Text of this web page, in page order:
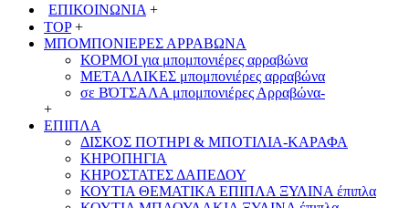
ΕΠΙΚΟΙΝΩΝΙΑ +
TOP +
ΜΠΟΜΠΟΝΙΕΡΕΣ ΑΡΡΑΒΩΝΑ
ΚΟΡΜΟΙ για μπομπονιέρες αρραβώνα
ΜΕΤΑΛΛΙΚΕΣ μπομπονιέρες αρραβώνα
σε ΒΌΤΣΑΛΑ μπομπονιέρες Αρραβώνα-
+
ΕΠΙΠΛΑ
ΔΙΣΚΟΣ ΠΟΤΗΡΙ & ΜΠΟΤΙΛΙΑ-ΚΑΡΑΦΑ
ΚΗΡΟΠΗΓΙΑ
ΚΗΡΟΣΤΑΤΕΣ ΔΑΠΕΔΟΥ
ΚΟΥΤΙΑ ΘΕΜΑΤΙΚΑ ΕΠΙΠΛΑ ΞΥΛΙΝΑ έπιπλα